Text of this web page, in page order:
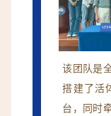
该团队是
搭建了活
台，同时